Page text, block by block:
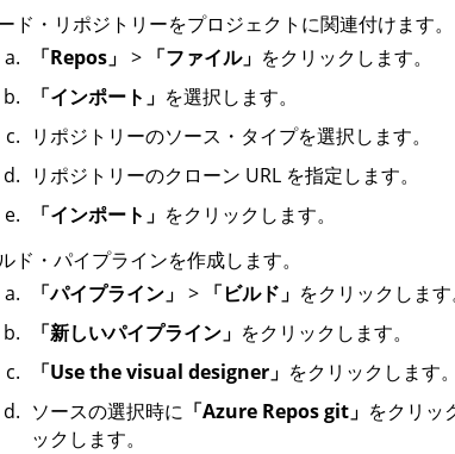
ド・リポジトリーをプロジェクトに関連付けます。
「Repos」 > 「ファイル」 をクリックします。
「インポート」 を選択します。
リポジトリーのソース・タイプを選択します。
リポジトリーのクローン URL を指定します。
「インポート」 をクリックします。
ド・パイプラインを作成します。
「パイプライン」 > 「ビルド」 をクリックします
「新しいパイプライン」 をクリックします。
「Use the visual designer」 をクリックします。
ソースの選択時に 「Azure Repos git」 をクリッ
ックします。